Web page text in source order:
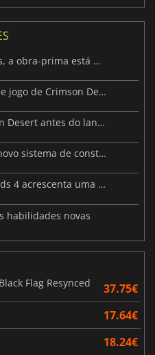
GTA VI: Para além dos atrasos, a obra-prima está quase a chegar
Pearl Abyss revela imagens de jogo de Crimson Desert para a PS5
A controvérsia atinge Crimson Desert antes do lançamento
Subnautica 2 apresenta um novo sistema de construção de bases
O primeiro DLC de Borderlands 4 acrescenta uma nova personagem e muito mais
habilidades novas
Flag Resynced
37.75€
17.64€
18.24€